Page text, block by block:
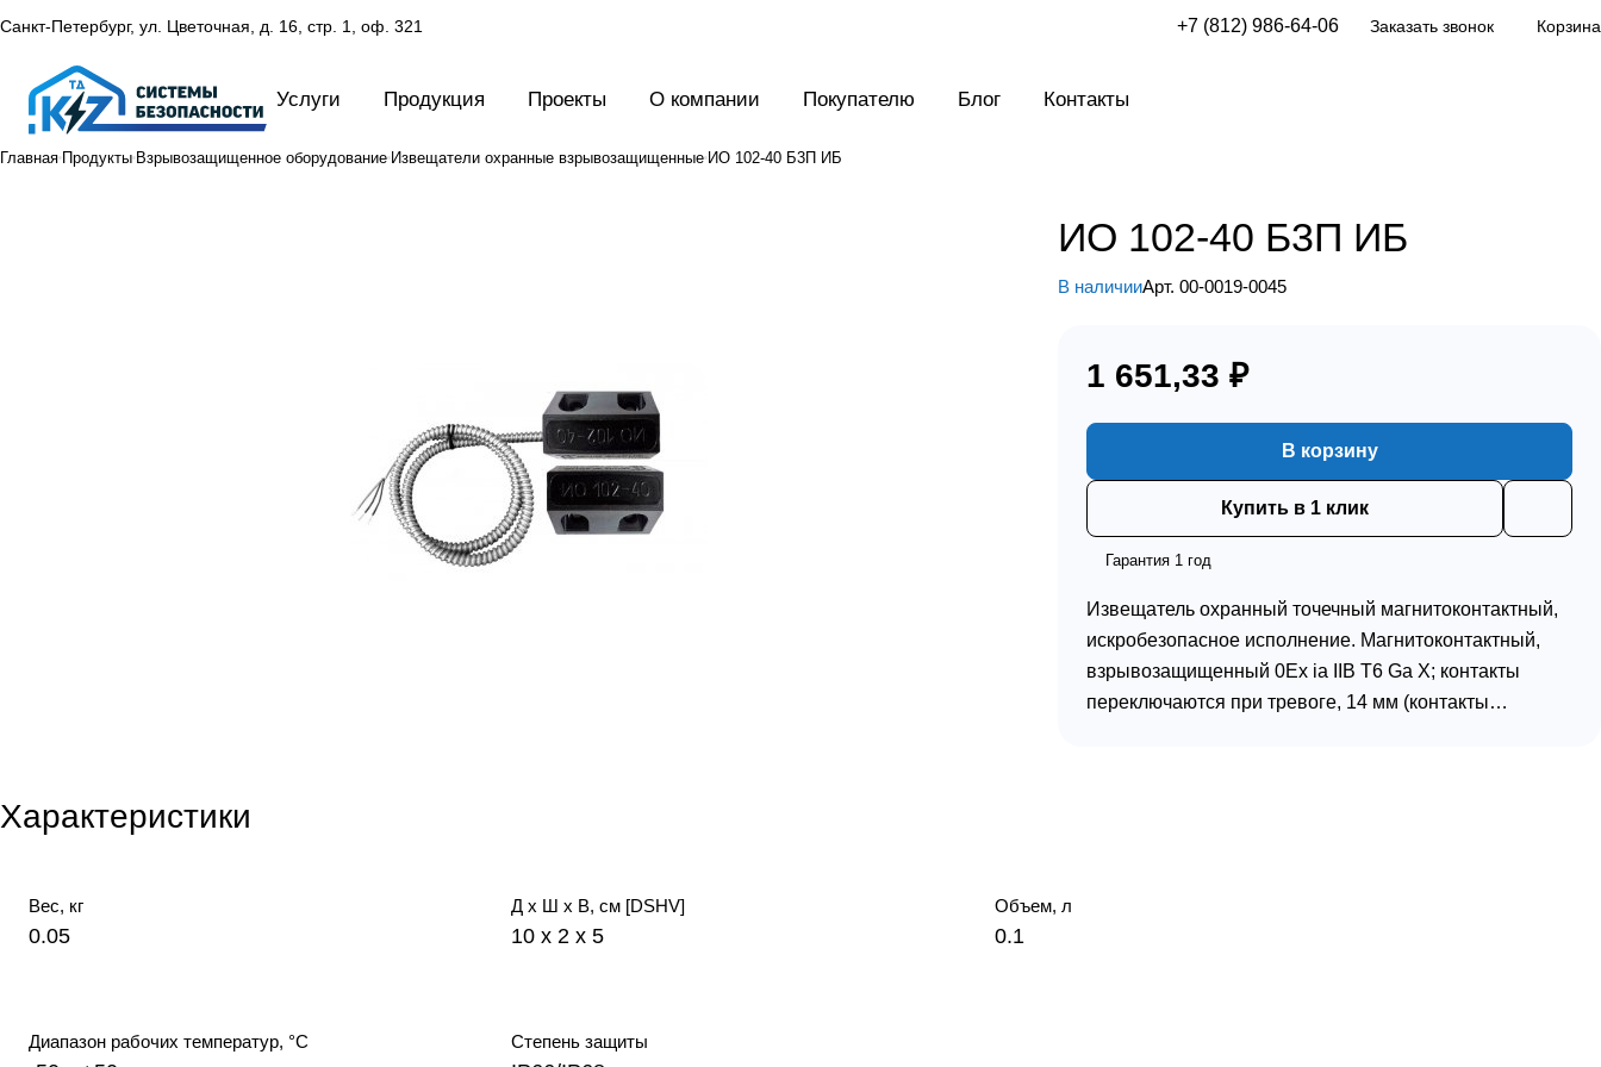
Санкт-Петербург, ул. Цветочная, д. 16, стр. 1, оф. 321 +7 (812) 986-64-06 Заказать звонок Корзина
Услуги Продукция Проекты О компании Покупателю Блог Контакты
Главная Продукты Взрывозащищенное оборудование Извещатели охранные взрывозащищенные ИО 102-40 Б3П ИБ
ИО 102-40 Б3П ИБ
В наличииАрт. 00-0019-0045
1 651,33 ₽
В корзину
Купить в 1 клик
Гарантия 1 год
Извещатель охранный точечный магнитоконтактный,
искробезопасное исполнение. Магнитоконтактный,
взрывозащищенный 0Ex iа IIВ T6 Ga Х; контакты
переключаются при тревоге, 14 мм (контакты
Характеристики
Вес, кг
0.05
Д х Ш х В, см [DSHV]
10 x 2 x 5
Объем, л
0.1
Диапазон рабочих температур, °С Степень защиты